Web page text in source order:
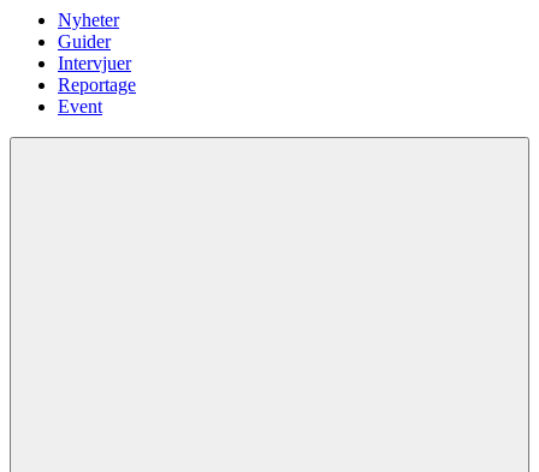
Nyheter
Guider
Intervjuer
Reportage
Event